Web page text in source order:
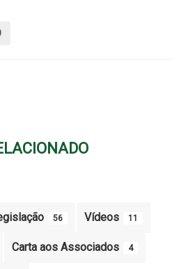
56 Vídeos 11
Carta aos Associados 4